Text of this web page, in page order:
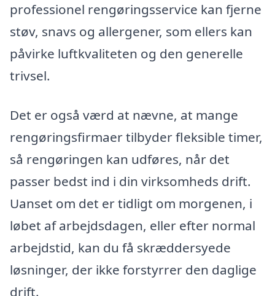
professionel rengøringsservice kan fjerne
støv, snavs og allergener, som ellers kan
påvirke luftkvaliteten og den generelle
trivsel.
Det er også værd at nævne, at mange
rengøringsfirmaer tilbyder fleksible timer,
så rengøringen kan udføres, når det
passer bedst ind i din virksomheds drift.
Uanset om det er tidligt om morgenen, i
løbet af arbejdsdagen, eller efter normal
arbejdstid, kan du få skræddersyede
løsninger, der ikke forstyrrer den daglige
drift.